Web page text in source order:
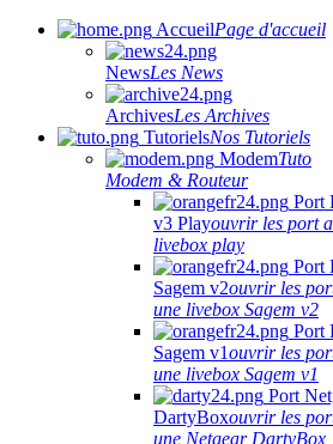
AccueilPage d'accueil
NewsLes News
ArchivesLes Archives
TutorielsNos Tutoriels
ModemTuto
Modem & Routeur
Port
v3 Playouvrir les port
livebox play
Port
Sagem v2ouvrir les
une livebox Sagem v2
Port
Sagem v1ouvrir les
une livebox Sagem v1
Port
DartyBoxouvrir les
une Netgear DartyBox